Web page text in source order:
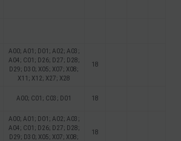
A00; A01; D01; A02; A03;
A04; C01; D26; D27; D28;
D29; D30; X05; X07; X08;
X11; X12; X27; X28
18
A00; C01; C03; D01 18
A00; A01; D01; A02; A03;
A04; C01; D26; D27; D28;
D29; D30; X05; X07; X08;
18